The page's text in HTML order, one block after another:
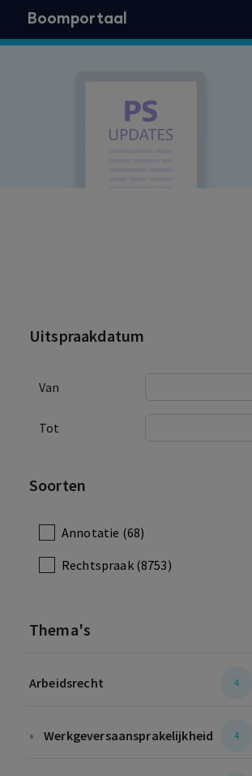
Boomportaal
Uitspraakdatum
Van
Tot
Soorten
Annotatie (68)
Rechtspraak (8753)
Thema's
Arbeidsrecht 4
• Werkgeversaansprakelijkheid 4